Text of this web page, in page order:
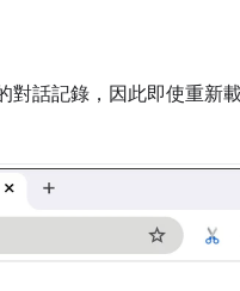
對話記錄，因此即使重新